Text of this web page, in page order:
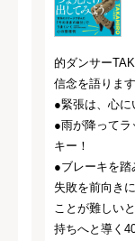
的ダンサー
信念を語ります
●緊張は、心に
●雨が降ってラ
キー！
●ブレーキを
失敗を前向き
ことが難しい
持ちへと導く